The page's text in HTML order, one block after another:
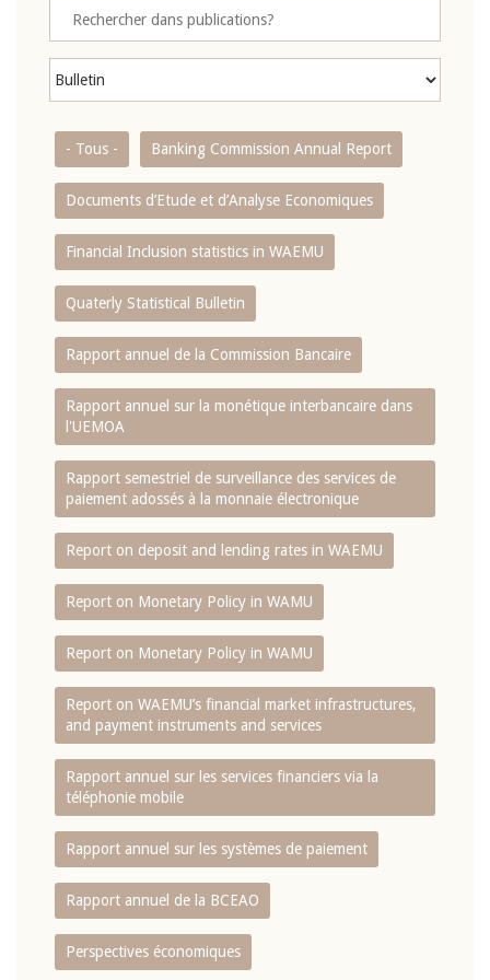
- Tous - Banking Commission Annual Report
Documents d’Etude et d’Analyse Economiques
Financial Inclusion statistics in WAEMU
Quaterly Statistical Bulletin
Rapport annuel de la Commission Bancaire
Rapport annuel sur la monétique interbancaire dans
l'UEMOA
Rapport semestriel de surveillance des services de
paiement adossés à la monnaie électronique
Report on deposit and lending rates in WAEMU
Report on Monetary Policy in WAMU
Report on Monetary Policy in WAMU
Report on WAEMU’s financial market infrastructures,
and payment instruments and services
Rapport annuel sur les services financiers via la
téléphonie mobile
Rapport annuel sur les systèmes de paiement
Rapport annuel de la BCEAO
Perspectives économiques